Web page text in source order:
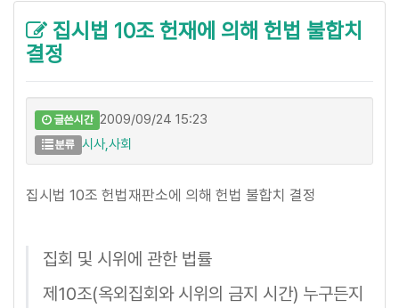
집시법 10조 헌재에 의해 헌법 불합치
결정
글쓴시간 2009/09/24 15:23
분류 시사,사회
집시법 10조 헌법재판소에 의해 헌법 불합치 결정
집회 및 시위에 관한 법률
제10조(옥외집회와 시위의 금지 시간) 누구든지